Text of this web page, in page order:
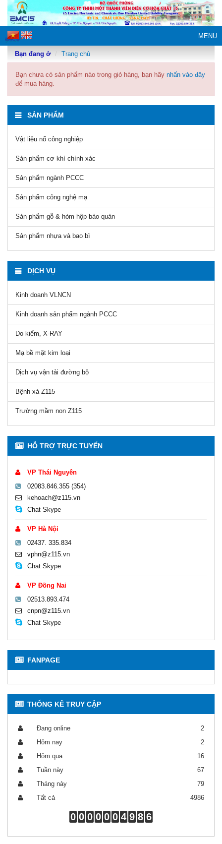
MENU
Bạn đang ở Trang chủ
Bạn chưa có sản phẩm nào trong giỏ hàng, bạn hãy nhấn vào đây
để mua hàng.
SẢN PHẨM
Vật liệu nổ công nghiệp
Sản phẩm cơ khí chính xác
Sản phẩm ngành PCCC
Sản phẩm công nghệ mạ
Sản phẩm gỗ & hòm hộp bảo quản
Sản phẩm nhựa và bao bì
DỊCH VỤ
Kinh doanh VLNCN
Kinh doanh sản phẩm ngành PCCC
Đo kiểm, X-RAY
Mạ bề mặt kim loại
Dịch vụ vận tải đường bộ
Bệnh xá Z115
Trường mầm non Z115
HỖ TRỢ TRỰC TUYẾN
VP Thái Nguyên
02083.846.355 (354)
kehoach@z115.vn
Chat Skype
VP Hà Nội
02437. 335.834
vphn@z115.vn
Chat Skype
VP Đồng Nai
02513.893.474
cnpn@z115.vn
Chat Skype
FANPAGE
THỐNG KÊ TRUY CẬP
Đang online
2
Hôm nay
2
Hôm qua
16
Tuần này
67
Tháng này
79
Tất cả
4986
0 0 0 0 0 0 4 9 8 6